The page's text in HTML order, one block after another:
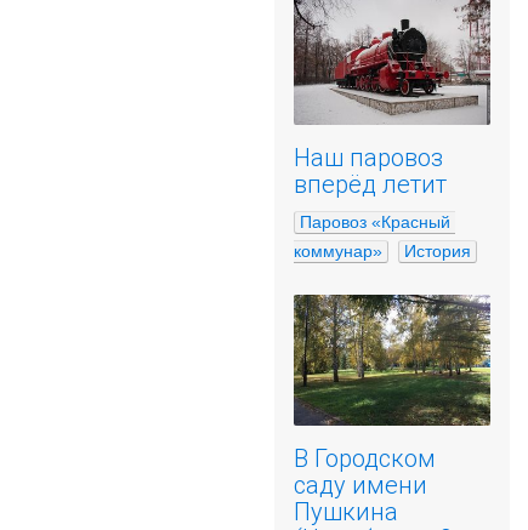
Наш паровоз
вперёд летит
Паровоз «Красный
коммунар»
История
В Городском
саду имени
Пушкина